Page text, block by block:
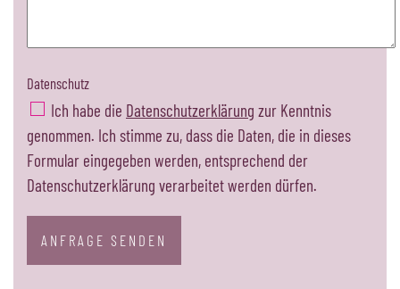
Datenschutz
Ich habe die Datenschutzerklärung zur Kenntnis
genommen. Ich stimme zu, dass die Daten, die in dieses
Formular eingegeben werden, entsprechend der
Datenschutzerklärung verarbeitet werden dürfen.
ANFRAGE SENDEN